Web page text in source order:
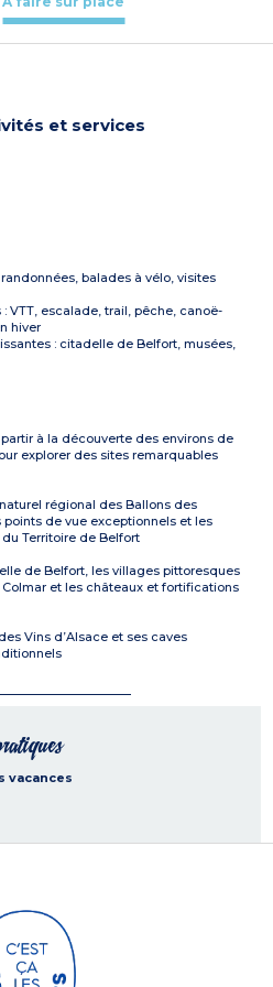
et services
balades à vélo, visites
VTT, escalade, trail, pêche, canoë-
hiver
: citadelle de Belfort, musées,
à la découverte des environs de
explorer des sites remarquables
régional des Ballons des
points de vue exceptionnels et les
Territoire de Belfort
de Belfort, les villages pittoresques
et les châteaux et fortifications
Vins d’Alsace et ses caves
vacances